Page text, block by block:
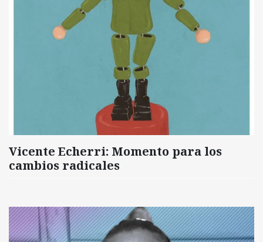
Vicente Echerri: Momento para los
cambios radicales